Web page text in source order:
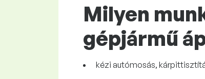
Milyen
gépjármű
kézi autómosás,